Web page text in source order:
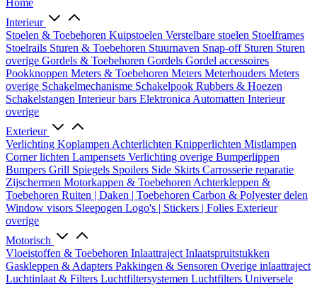
Home
Interieur
Stoelen & Toebehoren Kuipstoelen Verstelbare stoelen Stoelframes
Stoelrails Sturen & Toebehoren Stuurnaven Snap-off Sturen Sturen
overige Gordels & Toebehoren Gordels Gordel accessoires
Pookknoppen Meters & Toebehoren Meters Meterhouders Meters
overige Schakelmechanisme Schakelpook Rubbers & Hoezen
Schakelstangen Interieur bars Elektronica Automatten Interieur
overige
Exterieur
Verlichting Koplampen Achterlichten Knipperlichten Mistlampen
Corner lichten Lampensets Verlichting overige Bumperlippen
Bumpers Grill Spiegels Spoilers Side Skirts Carrosserie reparatie
Zijschermen Motorkappen & Toebehoren Achterkleppen &
Toebehoren Ruiten | Daken | Toebehoren Carbon & Polyester delen
Window visors Sleepogen Logo's | Stickers | Folies Exterieur
overige
Motorisch
Vloeistoffen & Toebehoren Inlaattraject Inlaatspruitstukken
Gaskleppen & Adapters Pakkingen & Sensoren Overige inlaattraject
Luchtinlaat & Filters Luchtfiltersystemen Luchtfilters Universele